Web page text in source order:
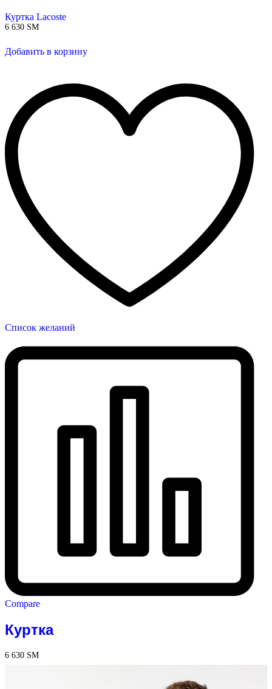
Куртка Lacoste
6 630 ЅМ
Добавить в корзину
Список желаний
Compare
Куртка
6 630 ЅМ